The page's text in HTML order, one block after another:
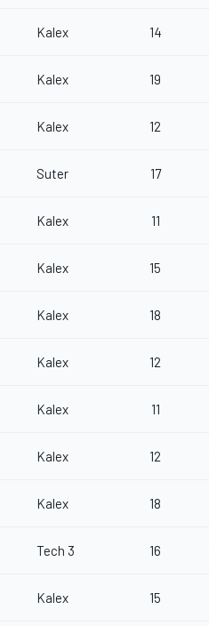
Kalex 14
Kalex 19
Kalex 12
Suter 17
Kalex 11
Kalex 15
Kalex 18
Kalex 12
Kalex 11
Kalex 12
Kalex 18
Tech 3 16
Kalex 15